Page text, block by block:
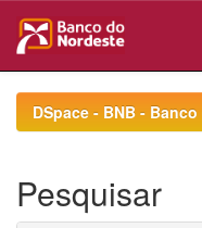
navigationDSpace - BNB -
Pesquisar